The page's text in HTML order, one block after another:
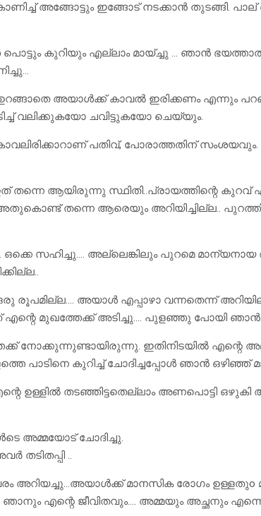
അങ്ങോട്ടും ഇങ്ങോട് നടക്കാൻ തുടങ്ങി.
പൊട്ടും കുറിയും എല്ലാം മായ്ച്ചു … ഞാൻ
അയാൾക്ക് കാവൽ ഇരിക്കണം എന്നും
വലിക്കുകയോ ചവിട്ടുകയോ ചെയ്യും.
പതിവ്, പോരാത്തതിന്
തന്നെ ആയിരുന്നു സ്ഥിതി..പ്രായത്തിന്റെ കുറവ്
തന്നെ ആരെയും അറിയിച്ചില്ല..
സഹിച്ചു…. അല്ലെങ്കിലും പുറമെ മാന്യനായ
രൂപമില്ല…. അയാൾ എപ്പാഴാ വന്നതെന്ന്
എന്റെ മുഖത്തേക്ക് അടിച്ചു…. പുളഞ്ഞു പോയി ഞാൻ.
നോക്കുന്നുണ്ടായിരുന്നു. ഇതിനിടയിൽ എന്റെ
പാടിനെ കുറിച്ച് ചോദിച്ചപ്പോൾ ഞാൻ ഒഴിഞ്ഞ്
എന്റെ ഉള്ളിൽ തടഞ്ഞിട്ടതെല്ലാം അണപൊട്ടി
അമ്മയോട് ചോദിച്ചു.
തടിതപ്പി ..
അറിയച്ചു…അയാൾക്ക് മാനസിക രോഗം ഉള്ളതുo
എന്റെ ജീവിതവും…. അമ്മയും അച്ഛനും